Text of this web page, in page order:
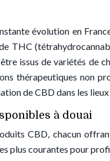
évolution en
THC
issus de variétés de
thérapeutiques non
de CBD dans les
à douai
CBD, chacun
plus courantes pour